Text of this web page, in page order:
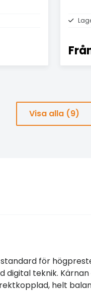
Visa alla (9)
för
teknik. Kärnan
helt